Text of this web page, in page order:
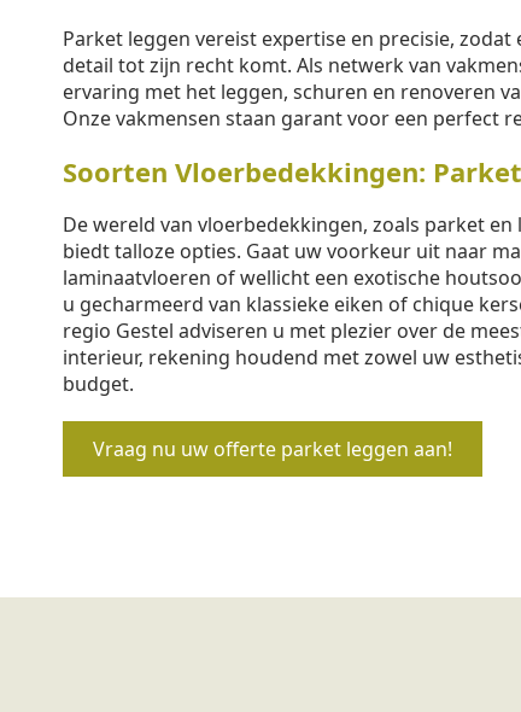
Parket leggen vereist expertise en precisie,
detail tot zijn recht komt. Als netwerk van
ervaring met het leggen, schuren en renoveren
Onze vakmensen staan garant voor een perfect
Soorten Vloerbedekkingen:
De wereld van vloerbedekkingen, zoals parket
biedt talloze opties. Gaat uw voorkeur uit naar
laminaatvloeren of wellicht een exotische
u gecharmeerd van klassieke eiken of chique
regio Gestel adviseren u met plezier over de
interieur, rekening houdend met zowel uw
budget.
Vraag nu uw offerte parket leggen aan!